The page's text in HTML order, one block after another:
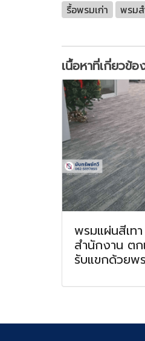
รื้อพรมเก่า พรม
เนื้อหาที่เกี่ยวข้อ
พรมแผ่นสีเท
สำนักงาน ต
รับแขกด้วยพ